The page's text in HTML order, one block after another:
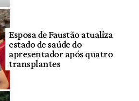
Esposa de Faustão atualiza
estado de saúde do
apresentador após quatro
transplantes